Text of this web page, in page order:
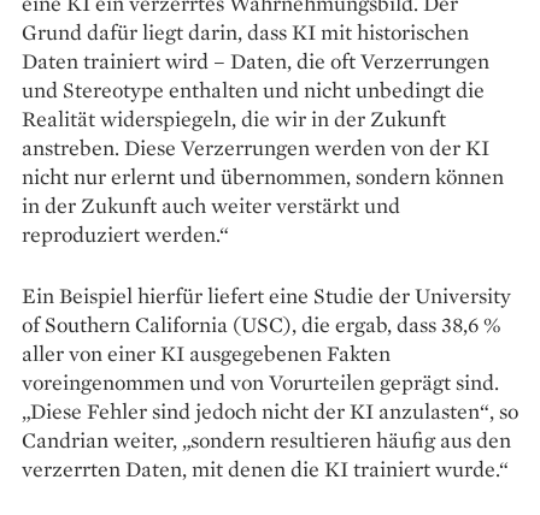
Grund dafür liegt darin, dass KI mit historischen
Daten trainiert wird – Daten, die oft Verzerrungen
und Stereotype enthalten und nicht unbedingt die
Realität widerspiegeln, die wir in der Zukunft
anstreben. Diese Verzerrungen werden von der KI
nicht nur erlernt und über­nommen, sondern können
in der ­Zukunft auch weiter verstärkt und
reproduziert werden.“
Ein Beispiel hierfür liefert eine Studie der University
of Southern California (USC), die ergab, dass 38,6 %
aller von einer KI ausgege­benen Fakten
voreingenommen und von Vorurteilen geprägt sind.
„Diese Fehler sind jedoch nicht der KI ­anzulasten“, so
Candrian weiter, „sondern resultieren häufig aus den
verzerrten Daten, mit denen die KI trainiert wurde.“